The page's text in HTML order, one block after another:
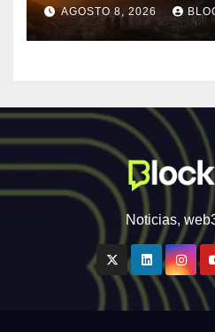
infraestructura
digital de
AGOSTO 8, 2026
Noticias,